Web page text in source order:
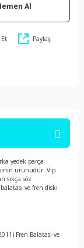
Al
Et Paylaş
yedek parça
ürünüdür. Vip
sıkça söz
ve fren diski
Fren Balatası ve